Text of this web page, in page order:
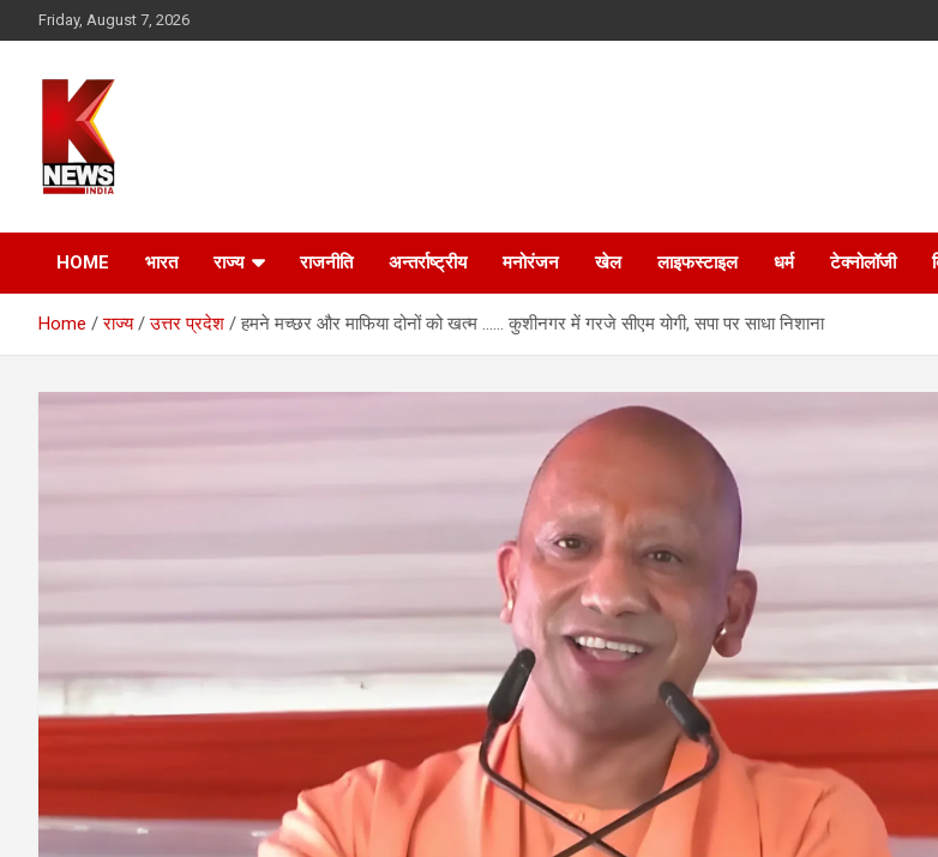
to
Friday, August 7, 2026
HOME भारत राज्य राजनीति अन्तर्राष्ट्रीय मनोरंजन खेल लाइफस्टाइल धर्म टेक्नोलॉजी
Home राज्य उत्तर प्रदेश हमने मच्छर और माफिया दोनों को खत्म …… कुशीनगर में गरजे सीएम योगी, सपा पर साधा निशाना